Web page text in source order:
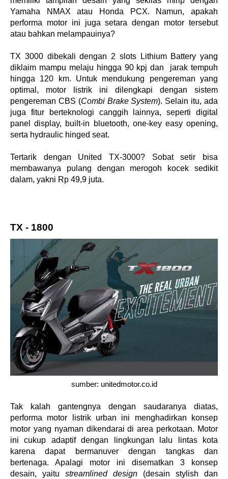
Yamaha NMAX atau Honda PCX. Namun, apakah
performa motor ini juga setara dengan motor tersebut
atau bahkan melampauinya?
TX 3000 dibekali dengan 2 slots Lithium Battery yang
diklaim mampu melaju hingga 90 kpj dan  jarak tempuh
hingga 120 km. Untuk mendukung pengereman yang
optimal, motor listrik ini dilengkapi dengan sistem
pengereman CBS (Combi Brake System). Selain itu, ada
juga fitur berteknologi canggih lainnya, seperti digital
panel display, built-in bluetooth, one-key easy opening,
serta hydraulic hinged seat.
Tertarik dengan United TX-3000? Sobat setir bisa
membawanya pulang dengan merogoh kocek sedikit
dalam, yakni Rp 49,9 juta.
TX - 1800
sumber: unitedmotor.co.id
Tak kalah gantengnya dengan saudaranya diatas,
performa motor listrik urban ini menghadirkan konsep
motor yang nyaman dikendarai di area perkotaan. Motor
ini cukup adaptif dengan lingkungan lalu lintas kota
karena dapat bermanuver dengan tangkas dan
bertenaga. Apalagi motor ini disematkan 3 konsep
desain, yaitu streamlined design (desain stylish dan